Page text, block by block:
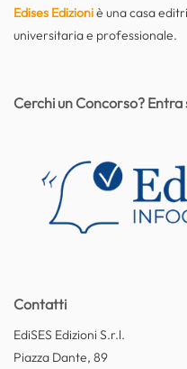
Edises Edizioniè una casa
universitaria e professionale.
Contatti
EdiSES Edizioni S.r.l.
Piazza Dante, 89
Cerchi un Concorso?